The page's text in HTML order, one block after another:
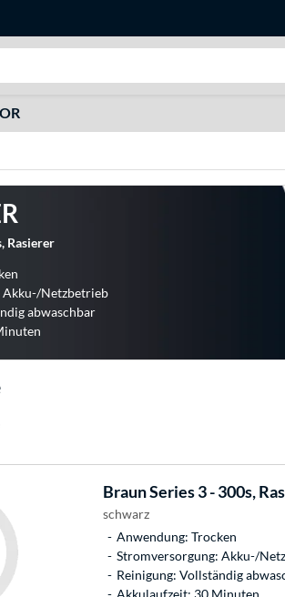
Rasierer
Akku-/Netzbetrieb
abwaschbar
BraunSeries 3 - 300s,
schwarz
Anwendung: Trocken
Stromversorgung: Akku-/
Reinigung: Vollständig
Akkulaufzeit: 30 Minuten